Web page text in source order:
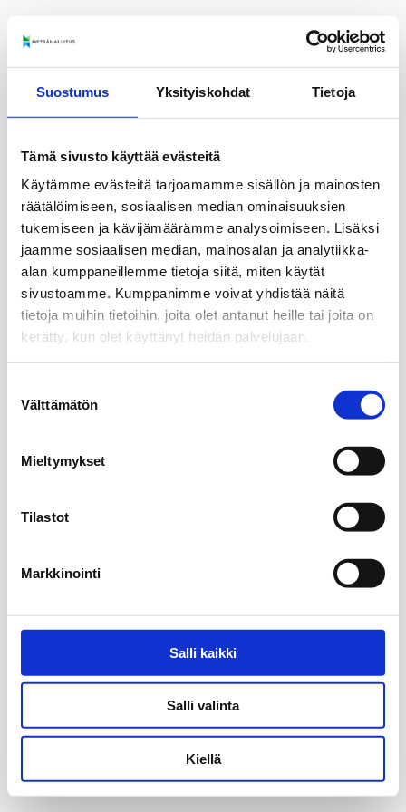
Suostumus Yksityiskohdat Tietoja
Tämä sivusto käyttää evästeitä
Käytämme evästeitä tarjoamamme sisällön ja mainosten
räätälöimiseen, sosiaalisen median ominaisuuksien
tukemiseen ja kävijämäärämme analysoimiseen. Lisäksi
jaamme sosiaalisen median, mainosalan ja analytiikka-
alan kumppaneillemme tietoja siitä, miten käytät
sivustoamme. Kumppanimme voivat yhdistää näitä
tietoja muihin tietoihin, joita olet antanut heille tai joita on
kerätty, kun olet käyttänyt heidän palvelujaan.
valinta
Välttämätön
Mieltymykset
Tilastot
Markkinointi
Salli kaikki
Salli valinta
Kiellä